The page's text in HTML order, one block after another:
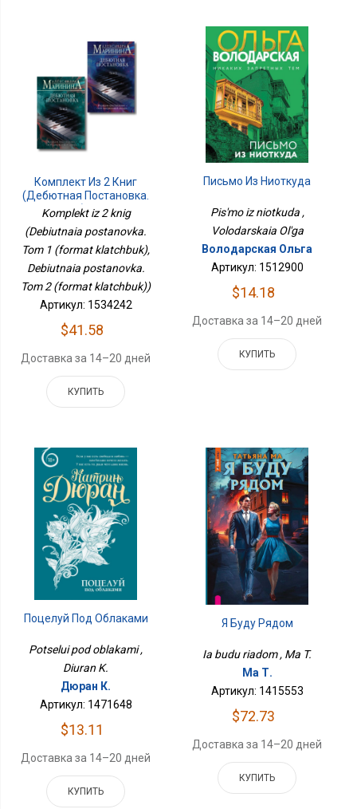
Комплект Из 2 Книг
(Дебютная Постановка.
Том 1 (формат
Клатчбук), Дебютная
Постановка. Том 2
(формат Клатчбук))
Komplekt iz 2 knig
(Debiutnaia postanovka.
Tom 1 (format klatchbuk),
Debiutnaia postanovka.
Tom 2 (format klatchbuk))
Артикул: 1534242
$41.58
Доставка за 14–20 дней
КУПИТЬ
Письмо Из Ниоткуда
Pis'mo iz niotkuda ,
Volodarskaia Ol'ga
Володарская Ольга
Артикул: 1512900
$14.18
Доставка за 14–20 дней
КУПИТЬ
Поцелуй Под Облаками
Potselui pod oblakami ,
Diuran K.
Дюран К.
Артикул: 1471648
$13.11
Доставка за 14–20 дней
КУПИТЬ
Я Буду Рядом
Ia budu riadom , Ma T.
Ма Т.
Артикул: 1415553
$72.73
Доставка за 14–20 дней
КУПИТЬ